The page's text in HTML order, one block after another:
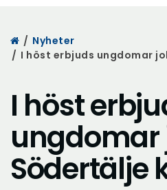
Start
/ Nyheter
/ I höst erbjuds ungdomar
I höst
ungdomar
Södertälje